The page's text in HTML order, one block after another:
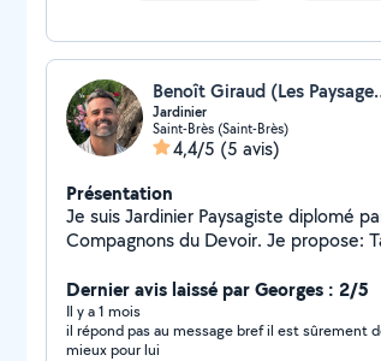
Benoît
Jardinier
Saint-Brès (Saint-Brès)
4,4/5 (5 avis)
Présentation
Je suis Jardinier Paysagiste diplomé
Compagnons du Devoir. Je propose: Taille de haie,
gazon, Elagage, Plantation.
Dernier avis laissé par Georges : 2/5
Il y a 1 mois
il répond pas au message bref il est sûrement deborde ....tant
mieux pour lui